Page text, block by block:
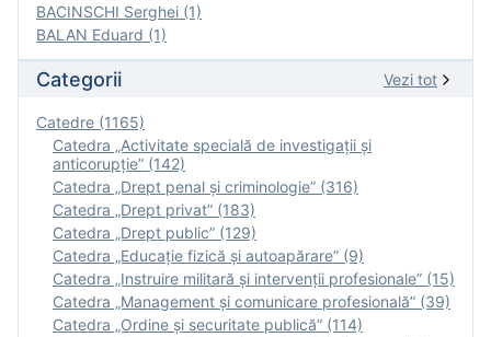
BACINSCHI Serghei (1)
BALAN Eduard (1)
Categorii Vezi tot
Catedre (1165)
Catedra „Activitate specială de investigaţii şi
anticorupție” (142)
Catedra „Drept penal și criminologie” (316)
Catedra „Drept privat” (183)
Catedra „Drept public” (129)
Catedra „Educație fizică şi autoapărare” (9)
Catedra „Instruire militară şi intervenţii profesionale” (15)
Catedra „Management și comunicare profesională” (39)
Catedra „Ordine și securitate publică” (114)